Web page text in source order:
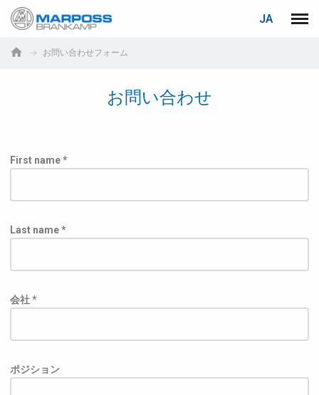
Marposs
JA
メニ
お問い合わせフォーム
お問い合わせ
First name *
Last name *
会社 *
ポジション
Italiano
Español
日本語 (Japanese)
中文 (Chinese)
한국어 (Korean)
ログイン PASSWORD RECOVERY